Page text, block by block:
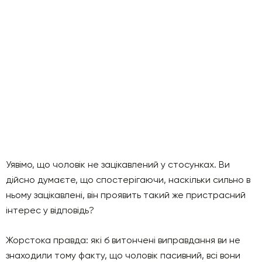
Уявімо, що чоловік не зацікавлений у стосунках. Ви
дійсно думаєте, що спостерігаючи, наскільки сильно в
ньому зацікавлені, він проявить такий же пристрасний
інтерес у відповідь?
Жорстока правда: які б витончені виправдання ви не
знаходили тому факту, що чоловік пасивний, всі вони